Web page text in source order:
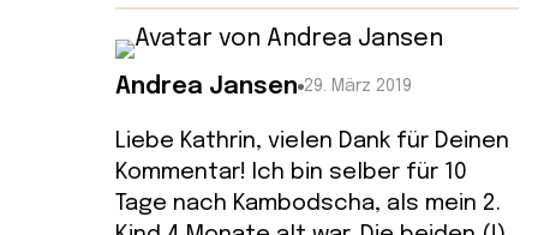
Andrea Jansen 29. März 2019
Liebe Kathrin, vielen Dank für Deinen
Kommentar! Ich bin selber für 10
Tage nach Kambodscha, als mein 2.